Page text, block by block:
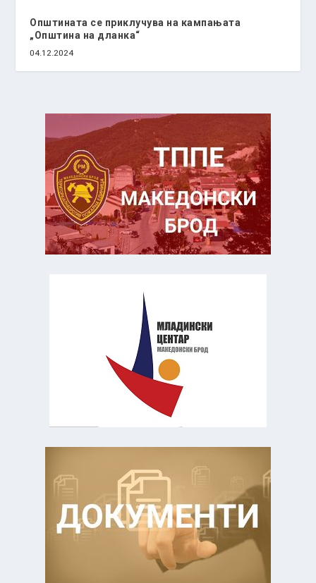
Општината се приклучува на кампањата
„Општина на дланка“
04.12.2024